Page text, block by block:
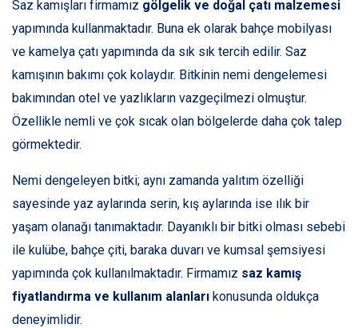
Saz kamışları firmamız gölgelik ve doğal çatı malzemesi
yapımında kullanmaktadır. Buna ek olarak bahçe mobilyası
ve kamelya çatı yapımında da sık sık tercih edilir. Saz
kamışının bakımı çok kolaydır. Bitkinin nemi dengelemesi
bakımından otel ve yazlıkların vazgeçilmezi olmuştur.
Özellikle nemli ve çok sıcak olan bölgelerde daha çok talep
görmektedir.
Nemi dengeleyen bitki; aynı zamanda yalıtım özelliği
sayesinde yaz aylarında serin, kış aylarında ise ılık bir
yaşam olanağı tanımaktadır. Dayanıklı bir bitki olması sebebi
ile kulübe, bahçe çiti, baraka duvarı ve kumsal şemsiyesi
yapımında çok kullanılmaktadır. Firmamız saz kamış
fiyatlandırma ve kullanım alanları konusunda oldukça
deneyimlidir.